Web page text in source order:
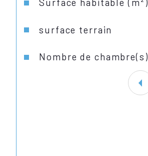
Surface habitable (m²)
surface terrain
Nombre de chambre(s)